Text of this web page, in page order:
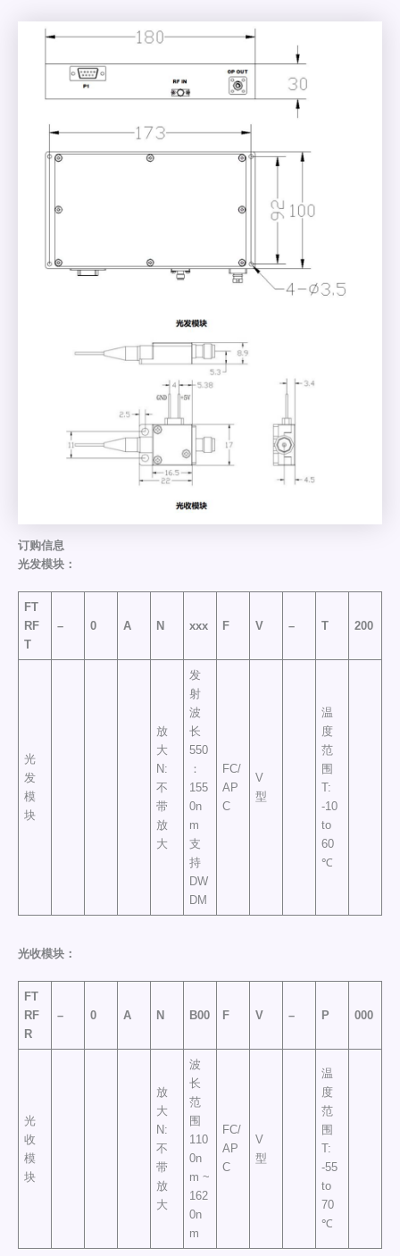
订购信息
光发模块：
FT
RF
T
– 0 A N xxx F V – T 200
光
发
模
块
放
大
N:
不
带
放
大
发
射
波
长
550
：
155
0n
m
支
持
DW
DM
FC/
AP
C
V
型
温
度
范
围
T:
-10
to
60
℃
光收模块：
FT
RF
R
– 0 A N B00 F V – P 000
光
收
模
块
放
大
N:
不
带
放
大
波
长
范
围
110
0n
m ~
162
0n
m
FC/
AP
C
V
型
温
度
范
围
T:
-55
to
70
℃